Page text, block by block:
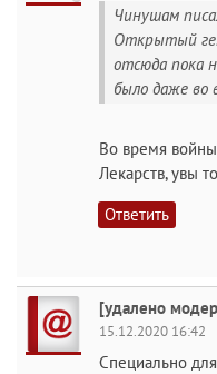
Чинушам
Открытый
отсюда пока
было даже во
Во время
Лекарств, увы
Ответить
[удалено
15.12.2020 16:42
Специально